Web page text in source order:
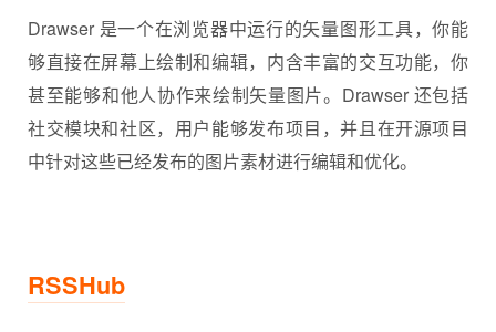
Drawser 是一个在浏览器中运行的矢量图形工具，你能
够直接在屏幕上绘制和编辑，内含丰富的交互功能，你
甚至能够和他人协作来绘制矢量图片。Drawser 还包括
社交模块和社区，用户能够发布项目，并且在开源项目
中针对这些已经发布的图片素材进行编辑和优化。
RSSHub